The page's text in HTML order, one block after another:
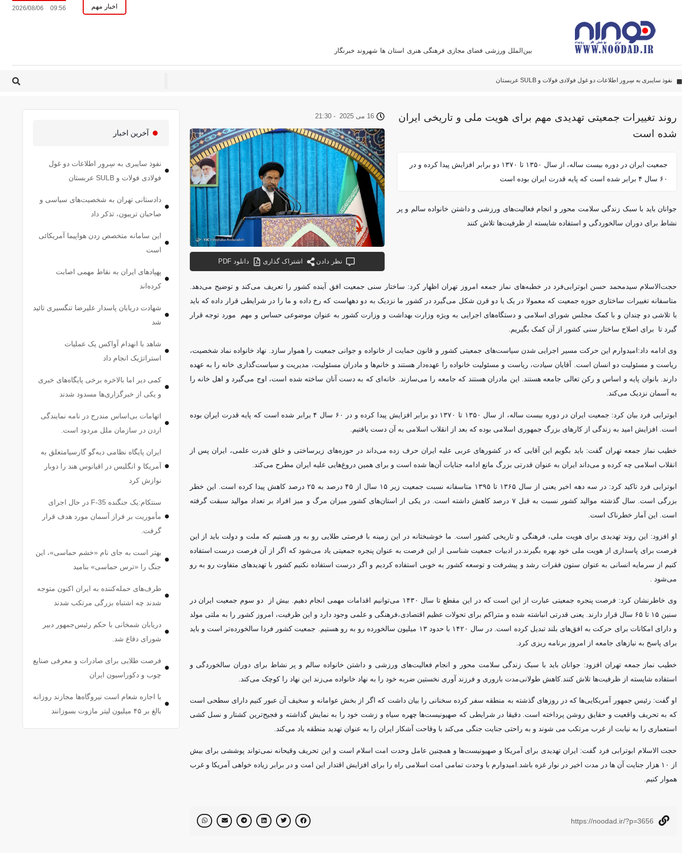
اخبار مهم 09:56
2026/08/06
بین‌الملل ورزشی فضای مجازی فرهنگی هنری استان‌ ها شهروند خبرنگار
دادستانی تهر
این سامانه متخصص زدن هواپیما آمریکائی است
پهپاد‌های ایران به نقاط مهمی اصابت کرده‌اند
روند تغییرات جمعیتی تهدیدی مهم برای هویت ملی و تاریخی ایران
شده است
جمعیت ایران در دوره بیست ساله، از سال ۱۳۵۰ تا ۱۳۷۰ دو برابر افزایش پیدا کرده و در
۶۰ سال ۴ برابر شده است که پایه قدرت ایران بوده است
جوانان باید با سبک زندگی سلامت محور و انجام فعالیت‌های ورزشی و داشتن خانواده سالم و پر
نشاط برای دوران سالخوردگی و استفاده شایسته از ظرفیت‌ها تلاش کنند
16 می 2025 -
21:30
نظر دادن اشتراک گذاری دانلود PDF
حجت‌الاسلام سیدمحمد حسن ابوترابی‌فرد در خطبه‌های نماز جمعه امروز تهران اظهار کرد: ساختار سنی جمعیت افق آینده کشور را تعریف می‌کند و توضیح می‌دهد.
متاسفانه تغییرات ساختاری حوزه جمعیت که معمولا در یک یا دو قرن شکل می‌گیرد در کشور ما نزدیک به دو دههاست که رخ داده و ما را در شرایطی قرار داده که باید
با تلاشی دو چندان و با کمک مجلس شورای اسلامی و دستگاه‌های اجرایی به ویژه وزارت بهداشت و وزارت کشور به عنوان موضوعی حساس و مهم مورد توجه قرار
گیرد تا برای اصلاح ساختار سنی کشور از آن کمک بگیریم.
وی ادامه داد:امیدوارم این حرکت مسیر اجرایی شدن سیاست‌های جمعیتی کشور و قانون حمایت از خانواده و جوانی جمعیت را هموار سازد. نهاد خانواده نماد شخصیت،
ریاست و مسئولیت دو انسان است. آقایان سیادت، ریاست و مسئولیت خانواده را عهده‌دار هستند و خانم‌ها و مادران مسئولیت، مدیریت و سیاست‌گذاری خانه را به عهده
دارند. بانوان پایه و اساس و رکن تعالی جامعه هستند. این مادران هستند که جامعه را می‌سازند. خانه‌ای که به دست آنان ساخته شده است، اوج می‌گیرد و اهل خانه را
به آسمان نزدیک می‌کند.
ابوترابی فرد بیان کرد: جمعیت ایران در دوره بیست ساله، از سال ۱۳۵۰ تا ۱۳۷۰ دو برابر افزایش پیدا کرده و در ۶۰ سال ۴ برابر شده است که پایه قدرت ایران بوده
است. افزایش امید به زندگی از کار‌های بزرگ جمهوری اسلامی بوده که بعد از انقلاب اسلامی به آن دست یافتیم.
خطیب نماز جمعه تهران گفت: باید بگویم این آقایی که در کشور‌های عربی علیه ایران حرف زده می‌داند در حوزه‌های زیرساختی و خلق قدرت علمی، ایران پس از
انقلاب اسلامی چه کرده و می‌داند ایران به عنوان قدرتی بزرگ مانع ادامه جنایات آن‌ها شده است و برای همین دروغ‌هایی علیه ایران مطرح می‌کند.
ابوترابی فرد تاکید کرد: در سه دهه اخیر یعنی از سال ۱۳۶۵ تا ۱۳۹۵ متاسفانه نسبت جمعیت زیر ۱۵ سال از ۴۵ درصد به ۲۵ درصد کاهش پیدا کرده است. این خطر
بزرگی است. سال گذشته موالید کشور نسبت به قبل ۷ درصد کاهش داشته است. در یکی از استان‌های کشور میزان مرگ و میز افراد بر تعداد موالید سبقت گرفته
است. این آمار خطرناک است.
او افزود: این روند تهدیدی برای هویت ملی، فرهنگی و تاریخی کشور است. ما خوشبختانه در این زمینه با فرصتی طلایی رو به ور هستیم که ملت و دولت باید از این
فرصت برای پاسداری از هویت ملی خود بهره بگیرند.در ادبیات جمعیت شناسی از این فرصت به عنوان پنجره جمعیتی یاد می‌شود که اگر از آن فرصت درست استفاده
کنیم از سرمایه انسانی به عنوان ستون فقرات رشد و پیشرفت و توسعه کشور به خوبی استفاده کردیم و اگر درست استفاده نکنیم کشور با تهدید‌های متفاوت رو به رو
می‌شود .
وی خاطرنشان کرد: فرصت پنجره جمعیتی عبارت از این است که در این مقطع تا سال ۱۴۳۰ می‌توانیم اقدامات مهمی انجام دهیم. بیش از دو سوم جمعیت ایران در
سنین ۱۵ تا ۶۵ سال قرار دارند. یعنی قدرتی انباشته شده و متراکم برای تحولات عظیم اقتصادی،فرهنگی و علمی وجود دارد و این ظرفیت، امروز کشور را به ملتی مولد
و دارای امکانات برای حرکت به افق‌های بلند تبدیل کرده است. در سال ۱۴۲۰ با حدود ۱۳ میلیون سالخورده رو به رو هستیم. جمعیت کشور فردا سالخورده‌تر است و باید
برای پاسخ به نیاز‌های جامعه از امروز برنامه ریزی کرد.
خطیب نماز جمعه تهران افزود: جوانان باید با سبک زندگی سلامت محور و انجام فعالیت‌های ورزشی و داشتن خانواده سالم و پر نشاط برای دوران سالخوردگی و
استفاده شایسته از ظرفیت‌ها تلاش کنند.کاهش طولانی‌مدت باروری و فرزند آوری نخستین ضربه خود را به نهاد خانواده می‌زند این نهاد را کوچک می‌کند.
او گفت: رئیس جمهور آمریکایی‌ها که در روز‌های گذشته به منطقه سفر کرده سخنانی را بیان داشت که اگر از بخش عوامانه و سخیف آن عبور کنیم دارای سطحی است
که به تحریف واقعیت و حقایق روشن پرداخته است. دقیقا در شرایطی که صهیونیست‌ها چهره سیاه و زشت خود را به نمایش گذاشته و فجیح‌ترین کشتار و نسل کشی
استعماری را به نیابت از غرب مرتکب می شوند و به راحتی جنایت جنگی می‌کند با وقاحت آشکار ایران را به عنوان تهدید منطقه یاد می‌کند.
حجت الاسلام ابوترابی فرد گفت: ایران تهدیدی برای آمریکا و صهیونیست‌ها و همچنین عامل وحدت امت اسلام است و این تحریف وقیحانه نمی‌تواند پوششی برای بیش
از ۱۰ هزار جنایت آن ها در مدت اخیر در نوار غزه باشد.امیدوارم با وحدت تمامی امت اسلامی راه را برای افزایش اقتدار این امت و در برابر زیاده خواهی آمریکا و غرب
هموار کنیم.
https://noodad.ir/?p=3656
آخرین اخبار
نفوذ سایبری به سِروِر اطلاعات دو غول
فولادی فولات و SULB عربستان
دادستانی تهران به شخصیت‌های سیاسی و
صاحبان تریبون، تذکر داد
این سامانه متخصص زدن هواپیما آمریکائی
است
پهپاد‌های ایران به نقاط مهمی اصابت
کرده‌اند
شهادت دریابان پاسدار علیرضا تنگسیری تائید
شد
شاهد با انهدام آواکس یک عملیات
استراتژیک انجام داد
کمی دیر اما بالاخره برخی پایگاه‌های خبری
و یکی از خبرگزاری‌ها مسدود شدند
اتهامات بی‌اساس مندرج در نامه نمایندگی
اردن در سازمان ملل مردود است.
ایران پایگاه نظامی دیه‌گو گارسیامتعلق به
آمریکا و انگلیس در اقیانوس هند را دوبار
نوازش کرد
سنتکام:یک جنگنده F-35 در حال اجرای
مأموریت بر فراز آسمان مورد هدف قرار
گرفت.
بهتر است به جای نام «خشم حماسی»، این
جنگ را «ترس حماسی» بنامید
طرف‌های حمله‌کننده به ایران اکنون متوجه
شدند چه اشتباه بزرگی مرتکب شدند
دریابان شمخانی با حکم رئیس‌جمهور دبیر
شورای دفاع شد.
فرصت طلایی برای صادرات و معرفی صنایع
چوب و دکوراسیون ایران
با اجازه شعام است نیروگاه‌ها مجازند روزانه
بالغ بر ۴۵ میلیون لیتر مازوت بسوزانند